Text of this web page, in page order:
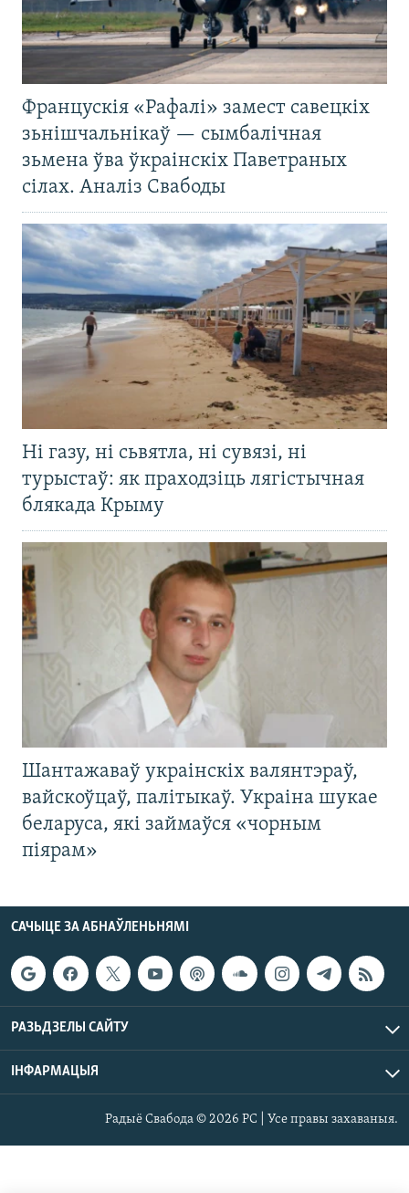
Францускія «Рафалі» замест савецкіх
зьнішчальнікаў — сымбалічная
зьмена ўва ўкраінскіх Паветраных
сілах. Аналіз Свабоды
Ні газу, ні сьвятла, ні сувязі, ні
турыстаў: як праходзіць лягістычная
блякада Крыму
Шантажаваў украінскіх валянтэраў,
вайскоўцаў, палітыкаў. Украіна шукае
беларуса, які займаўся «чорным
піярам»
САЧЫЦЕ ЗА АБНАЎЛЕНЬНЯМІ
РАЗЬДЗЕЛЫ САЙТУ
ІНФАРМАЦЫЯ
Радыё Свабода © 2026 РС | Усе правы захаваныя.